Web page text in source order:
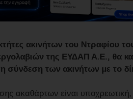
ακινήτων του Ντραφίου
της ΕΥΔΑΠ Α.Ε., θα
σύνδεση των ακινήτων με το
ακαθάρτων είναι